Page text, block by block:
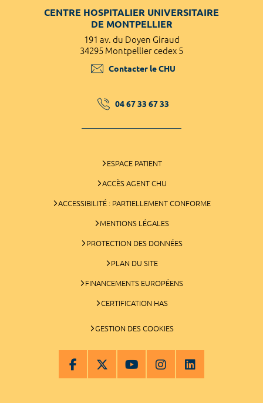
CENTRE HOSPITALIER UNIVERSITAIRE
DE MONTPELLIER
191 av. du Doyen Giraud
34295 Montpellier cedex 5
Contacter le CHU
04 67 33 67 33
ESPACE PATIENT
ACCÈS AGENT CHU
ACCESSIBILITÉ : PARTIELLEMENT CONFORME
MENTIONS LÉGALES
PROTECTION DES DONNÉES
PLAN DU SITE
FINANCEMENTS EUROPÉENS
CERTIFICATION HAS
GESTION DES COOKIES